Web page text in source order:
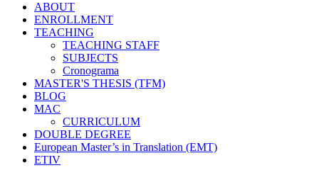
ABOUT
ENROLLMENT
TEACHING
TEACHING STAFF
SUBJECTS
Cronograma
MASTER'S THESIS (TFM)
BLOG
MAC
CURRICULUM
DOUBLE DEGREE
European Master’s in Translation (EMT)
ETIV